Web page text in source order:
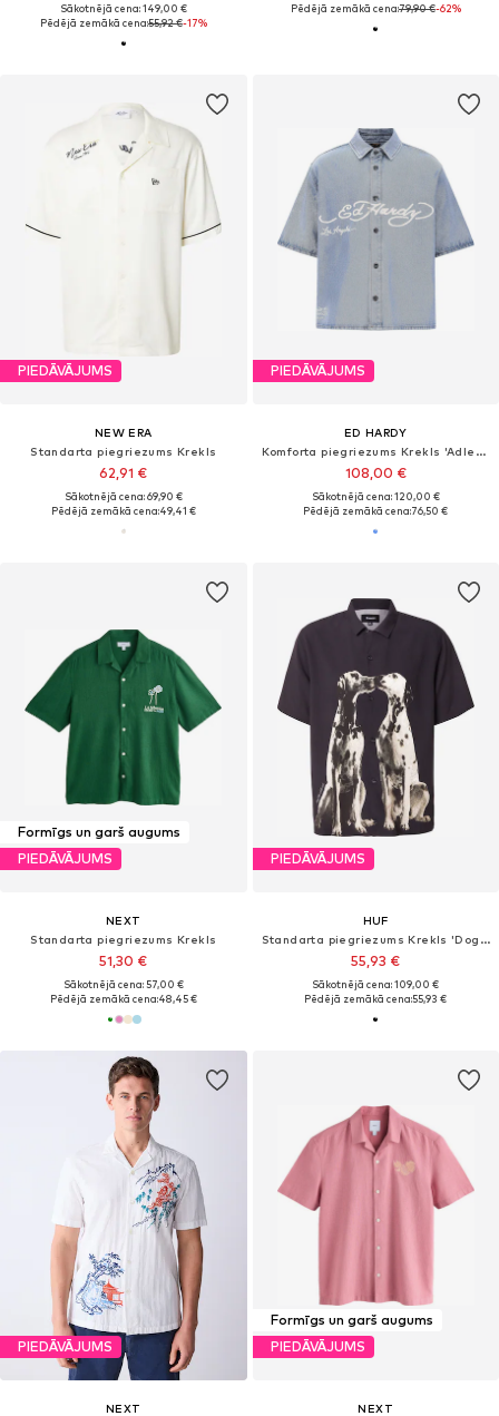
Sākotnējā cena: 149,00 €
Pēdējā zemākā cena:55,92 €-17%
Pēdējā zemākā cena:79,90 €-62%
PIEDĀVĀJUMS
NEW ERA
Standarta piegriezums Krekls
62,91 €
Sākotnējā cena: 69,90 €
Pēdējā zemākā cena:49,41 €
PIEDĀVĀJUMS
ED HARDY
Komforta piegriezums Krekls 'Adler und Sterne'
108,00 €
Sākotnējā cena: 120,00 €
Pēdējā zemākā cena:76,50 €
Formīgs un garš augums
PIEDĀVĀJUMS
NEXT
Standarta piegriezums Krekls
51,30 €
Sākotnējā cena: 57,00 €
Pēdējā zemākā cena:48,45 €
PIEDĀVĀJUMS
HUF
Standarta piegriezums Krekls 'Dogged'
55,93 €
Sākotnējā cena: 109,00 €
Pēdējā zemākā cena:55,93 €
PIEDĀVĀJUMS
NEXT
Formīgs un garš augums
PIEDĀVĀJUMS
NEXT